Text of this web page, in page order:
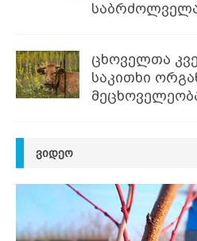
ცხოველთა
საკითხი
ᲕᲘᲓᲔᲝ